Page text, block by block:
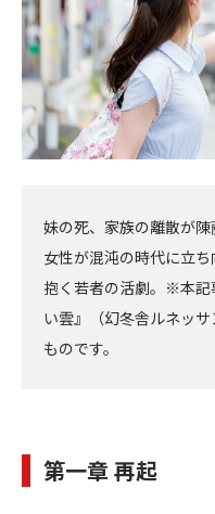
妹の死、家族の離散が
女性が混沌の時代に立
抱く若者の活劇。※本記
い雲』（幻冬舎ルネッ
ものです。
第一章 再起